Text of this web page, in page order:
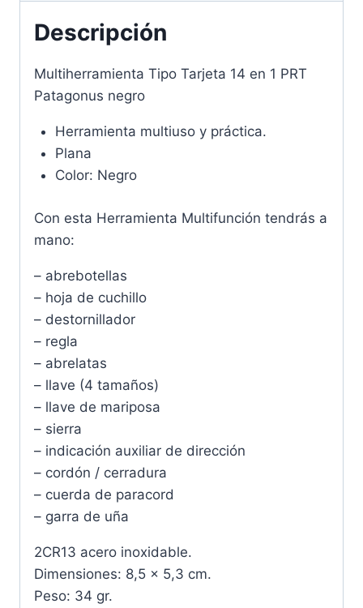
Descripción
Multiherramienta Tipo Tarjeta 14 en 1 PRT
Patagonus negro
Herramienta multiuso y práctica.
Plana
Color: Negro
Con esta Herramienta Multifunción tendrás a
mano:
– abrebotellas
– hoja de cuchillo
– destornillador
– regla
– abrelatas
– llave (4 tamaños)
– llave de mariposa
– sierra
– indicación auxiliar de dirección
– cordón / cerradura
– cuerda de paracord
– garra de uña
2CR13 acero inoxidable.
Dimensiones: 8,5 x 5,3 cm.
Peso: 34 gr.